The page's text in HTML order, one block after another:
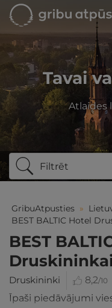
Tavai
Atlaides
Filtrēt
GribuAtpusties »
BEST BALTIC Hotel
BEST
Druskininki 8,2/10
Īpaši piedāvājumi